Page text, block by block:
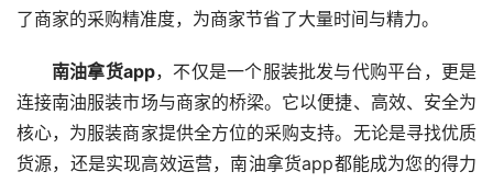
了商家的采购精准度，为商家节省了大量时间与精力。
南油拿货app，不仅是一个服装批发与代购平台，更是
连接南油服装市场与商家的桥梁。它以便捷、高效、安全为
核心，为服装商家提供全方位的采购支持。无论是寻找优质
货源，还是实现高效运营，南油拿货app都能成为您的得力